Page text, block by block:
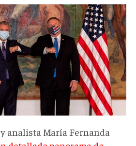
analista María Fernanda